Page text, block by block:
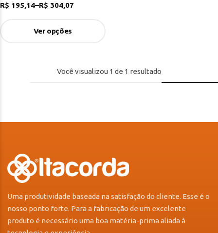
R$ 195,14–R$ 304,07
Ver opções
Você visualizou 1 de 1 resultado
Uma produtividade baseada na satisfação do cliente. Esse é o
nosso ponto forte. Para a fabricação de um excelente
produto é necessário uma boa matéria-prima aliada à